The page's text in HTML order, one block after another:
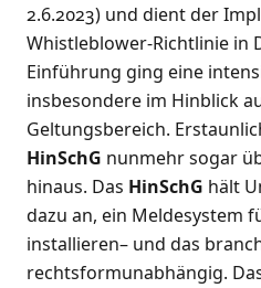
2.6.2023) und dient der
Whistleblower-Richtlinie in
Einführung ging eine
insbesondere im Hinblick
Geltungsbereich.
HinSchG nunmehr sogar
hinaus. Das HinSchG hält
dazu an, ein Meldesystem
installieren– und das
rechtsformunabhängig.